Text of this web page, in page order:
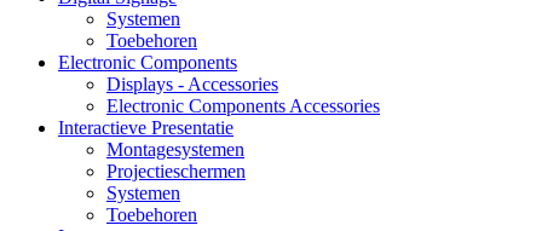
Systemen
Toebehoren
Electronic Components
Displays - Accessories
Electronic Components Accessories
Interactieve Presentatie
Montagesystemen
Projectieschermen
Systemen
Toebehoren